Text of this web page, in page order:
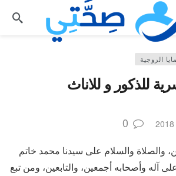
الزوجية
للذكور و للاناث
0
والصلاة والسلام على سيدنا محمد خاتم
آله وأصحابه أجمعين، والتابعين، ومن تبع